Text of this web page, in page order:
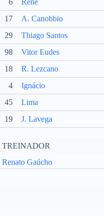
6
Renê
17
A. Canobbio
29
Thiago Santos
98
Vitor Eudes
18
R. Lezcano
4
Ignácio
45
Lima
19
J. Lavega
TREINADOR
Renato Gaúcho